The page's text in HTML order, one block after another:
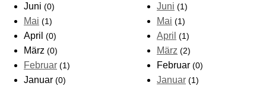
Juni (0)
Mai (1)
April (0)
März (0)
Februar (1)
Januar (0)
Juni (1)
Mai (1)
April (1)
März (2)
Februar(0)
Januar (1)